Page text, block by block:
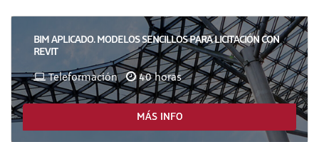
BIM APLICADO. MODELOS SENCILLOS PARA LICITACIÓN CON
REVIT
Teleformación 40 horas
MÁS INFO